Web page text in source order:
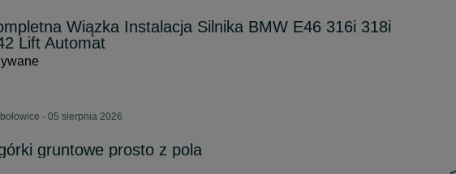
Wiązka Instalacja Silnika BMW E46 316i 318i
Lift Automat
- 05 sierpnia 2026
gruntowe prosto z pola